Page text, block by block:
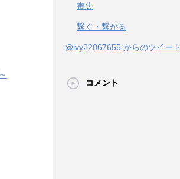
喪失
繋ぐ・繋がる
@ivy22067655 からのツイート
コメント